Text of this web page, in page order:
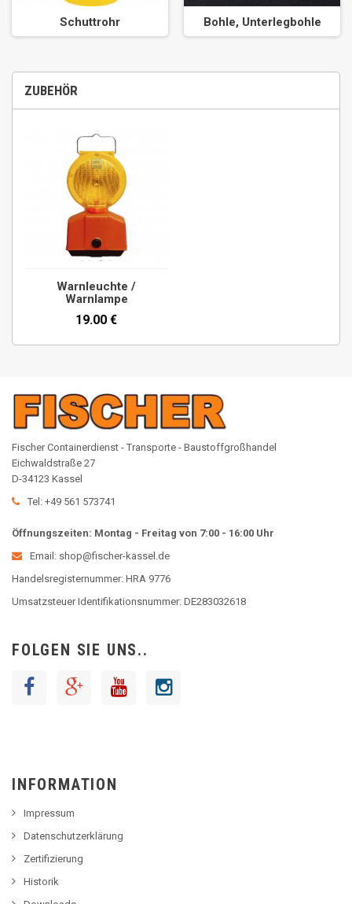
Schuttrohr Bohle, Unterlegbohle
ZUBEHÖR
Warnleuchte /
Warnlampe
19.00 €
Fischer Containerdienst - Transporte - Baustoffgroßhandel
Eichwaldstraße 27
D-34123 Kassel
Tel: +49 561 573741
Öffnungszeiten: Montag - Freitag von 7:00 - 16:00 Uhr
Email: shop@fischer-kassel.de
Handelsregisternummer: HRA 9776
Umsatzsteuer Identifikationsnummer: DE283032618
FOLGEN SIE UNS..
INFORMATION
Impressum
Datenschutzerklärung
Zertifizierung
Historik